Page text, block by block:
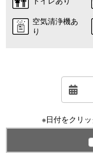
空気清浄機あ
り
※日付をクリ